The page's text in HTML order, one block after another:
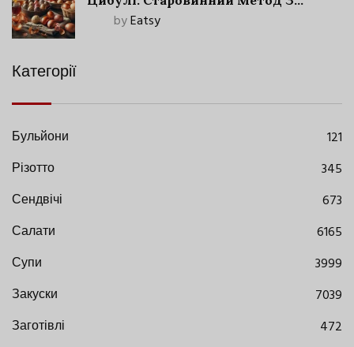
Сучасними Нюансами
byEatsy
Категорії
Бульйони
121
Різотто
345
Сендвічі
673
Салати
6165
Супи
3999
Закуски
7039
Заготівлі
472